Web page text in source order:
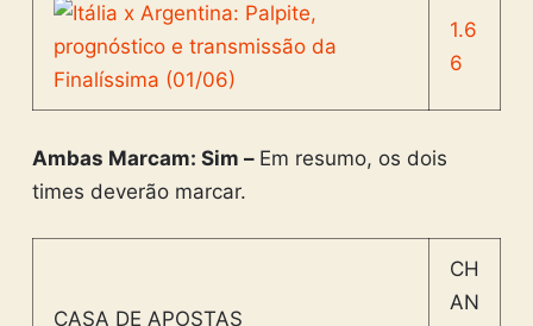
1.6
6
Ambas Marcam: Sim – Em resumo, os dois
times deverão marcar.
CASA DE APOSTAS
CH
AN